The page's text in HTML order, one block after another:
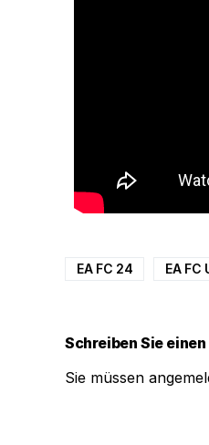
EA FC 24 EA FC
Schreiben Sie
Sie müssen